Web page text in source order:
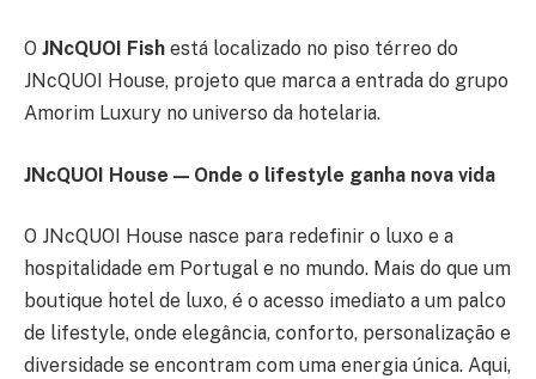
O JNcQUOI Fish está localizado no piso térreo do
JNcQUOI House, projeto que marca a entrada do grupo
Amorim Luxury no universo da hotelaria.
JNcQUOI House — Onde o lifestyle ganha nova vida
O JNcQUOI House nasce para redefinir o luxo e a
hospitalidade em Portugal e no mundo. Mais do que um
boutique hotel de luxo, é o acesso imediato a um palco
de lifestyle, onde elegância, conforto, personalização e
diversidade se encontram com uma energia única. Aqui,